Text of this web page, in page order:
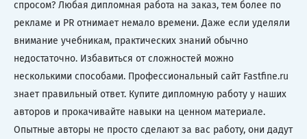
спросом? Любая дипломная работа на заказ, тем более по
рекламе и PR отнимает немало времени. Даже если уделяли
внимание учебникам, практических знаний обычно
недостаточно. Избавиться от сложностей можно
несколькими способами. Профессиональный сайт Fastfine.ru
знает правильный ответ. Купите дипломную работу у наших
авторов и прокачивайте навыки на ценном материале.
Опытные авторы не просто сделают за вас работу, они дадут